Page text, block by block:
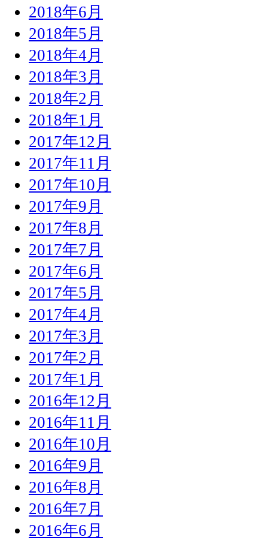
2018年6月
2018年5月
2018年4月
2018年3月
2018年2月
2018年1月
2017年12月
2017年11月
2017年10月
2017年9月
2017年8月
2017年7月
2017年6月
2017年5月
2017年4月
2017年3月
2017年2月
2017年1月
2016年12月
2016年11月
2016年10月
2016年9月
2016年8月
2016年7月
2016年6月